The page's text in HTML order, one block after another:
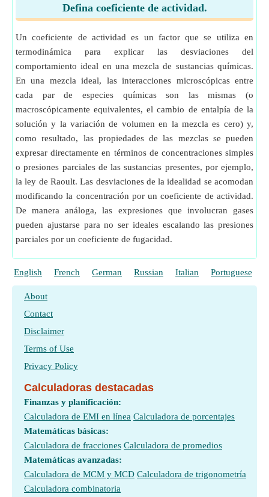
Defina coeficiente de actividad.
Un coeficiente de actividad es un factor que se utiliza en
termodinámica para explicar las desviaciones del
comportamiento ideal en una mezcla de sustancias químicas.
En una mezcla ideal, las interacciones microscópicas entre
cada par de especies químicas son las mismas (o
macroscópicamente equivalentes, el cambio de entalpía de la
solución y la variación de volumen en la mezcla es cero) y,
como resultado, las propiedades de las mezclas se pueden
expresar directamente en términos de concentraciones simples
o presiones parciales de las sustancias presentes, por ejemplo,
la ley de Raoult. Las desviaciones de la idealidad se acomodan
modificando la concentración por un coeficiente de actividad.
De manera análoga, las expresiones que involucran gases
pueden ajustarse para no ser ideales escalando las presiones
parciales por un coeficiente de fugacidad.
English French German Russian Italian Portuguese
About
Contact
Disclaimer
Terms of Use
Privacy Policy
Calculadoras destacadas
Finanzas y planificación:
Calculadora de EMI en línea Calculadora de porcentajes
Matemáticas básicas:
Calculadora de fracciones Calculadora de promedios
Matemáticas avanzadas:
Calculadora de MCM y MCD Calculadora de trigonometría
Calculadora combinatoria